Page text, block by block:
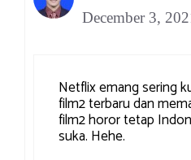
December 3,
Netflix emang sering
film2 terbaru dan
film2 horor tetap
suka. Hehe.